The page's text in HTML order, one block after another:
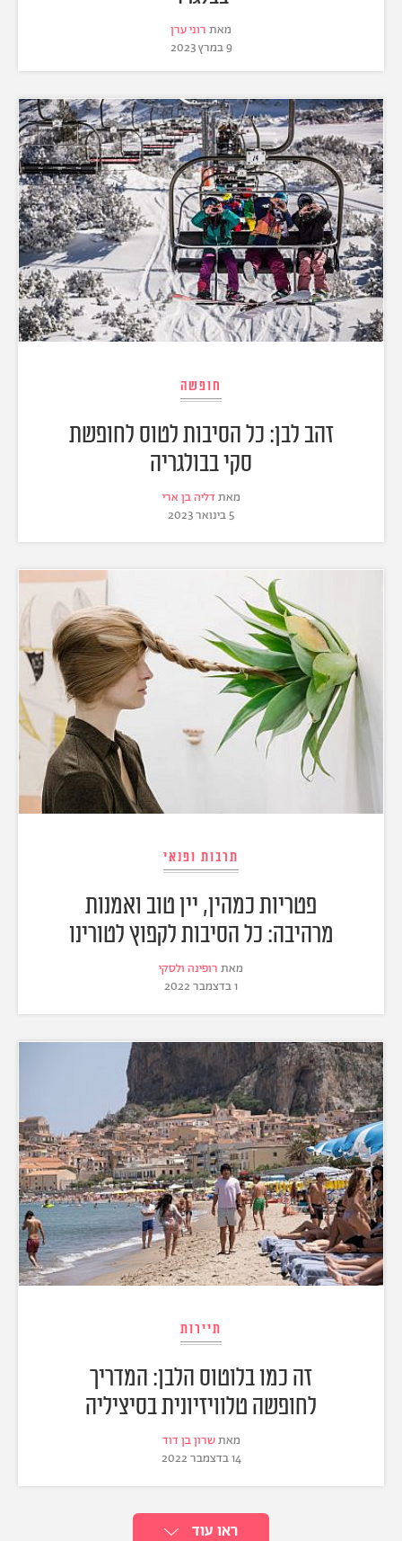
מאת רוני ערן
9 במרץ 2023
חופשה
זהב לבן: כל הסיבות לטוס לחופשת
סקי בבולגריה
מאת דליה בן ארי
5 בינואר 2023
תרבות ופנאי
פטריות כמהין, יין טוב ואמנות
מרהיבה: כל הסיבות לקפוץ לטורינו
מאת רופינה ולסקי
1 בדצמבר 2022
תיירות
זה כמו בלוטוס הלבן: המדריך
לחופשה טלוויזיונית בסיציליה
מאתשרון בן דוד
14 בדצמבר 2022
ראו עוד